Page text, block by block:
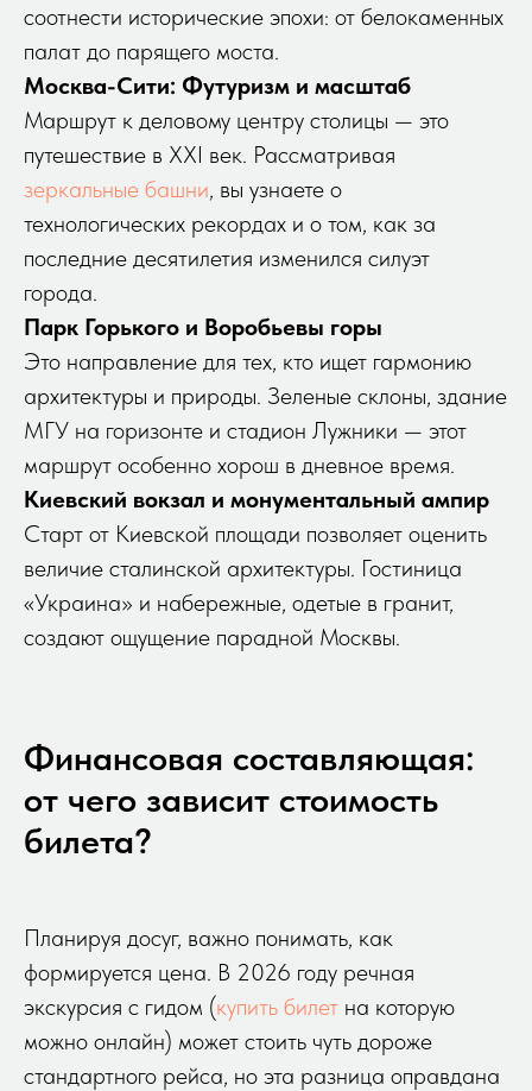
соотнести исторические эпохи: от белокаменных
палат до парящего моста.
Москва-Сити: Футуризм и масштаб
Маршрут к деловому центру столицы — это
путешествие в XXI век. Рассматривая
зеркальные башни, вы узнаете о
технологических рекордах и о том, как за
последние десятилетия изменился силуэт
города.
Парк Горького и Воробьевы горы
Это направление для тех, кто ищет гармонию
архитектуры и природы. Зеленые склоны, здание
МГУ на горизонте и стадион Лужники — этот
маршрут особенно хорош в дневное время.
Киевский вокзал и монументальный ампир
Старт от Киевской площади позволяет оценить
величие сталинской архитектуры. Гостиница
«Украина» и набережные, одетые в гранит,
создают ощущение парадной Москвы.
Финансовая составляющая:
от чего зависит стоимость
билета?
Планируя досуг, важно понимать, как
формируется цена. В 2026 году речная
экскурсия с гидом (купить билет на которую
можно онлайн) может стоить чуть дороже
стандартного рейса, но эта разница оправдана